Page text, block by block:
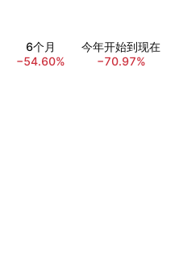
6个月
−54.60%
今年开始到现在
−70.97%